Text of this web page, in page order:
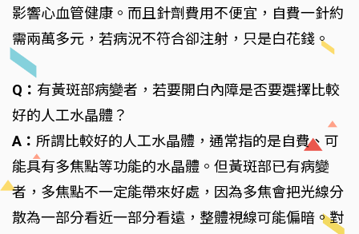
影響心血管健康。而且針劑費用不便宜，自費一針約
需兩萬多元，若病況不符合卻注射，只是白花錢。
Q： 有黃斑部病變者，若要開白內障是否要選擇比較
好的人工水晶體？
A： 所謂比較好的人工水晶體，通常指的是自費、可
能具有多焦點等功能的水晶體。但黃斑部已有病變
者，多焦點不一定能帶來好處，因為多焦會把光線分
散為一部分看近一部分看遠，整體視線可能偏暗。對